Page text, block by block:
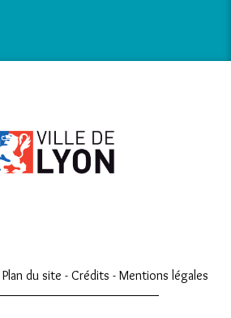
Plan du site - Crédits - Mentions légales